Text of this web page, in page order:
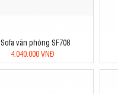
Sofa văn phòng SF708
4.040.000 VNĐ